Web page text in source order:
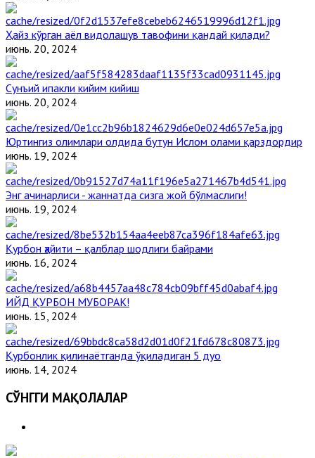
Ҳайз кўрган аёл видолашув тавофини қандай қилади?
июнь. 20, 2024
Сунъий ипакли кийим кийиш
июнь. 20, 2024
Юртингиз олимлари олдида бутун Ислом олами қарздордир
июнь. 19, 2024
Энг ачинарлиси - жаннатда сизга жой бўлмаслиги!
июнь. 19, 2024
Қурбон ҳайити – қалблар шодлиги байрами
июнь. 16, 2024
ИЙД ҚУРБОН МУБОРАК!
июнь. 15, 2024
Қурбонлик қилинаётганда ўқиладиган 5 дуо
июнь. 14, 2024
СЎНГГИ МАҚОЛАЛАР